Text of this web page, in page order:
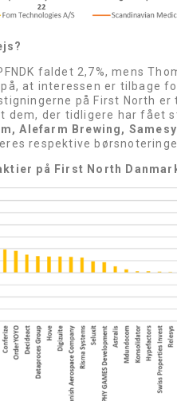
faldet 2,7%, mens
at interessen er tilbage
på First North
der tidligere har fået
Alefarm Brewing,
respektive
på First North